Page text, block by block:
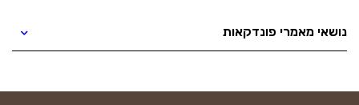
נושאי מאמרי פונדקאות